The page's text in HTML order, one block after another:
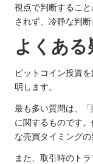
視点で判断するこ
されず、冷静な判断
よくあ
ビットコイン投資
明します。
最も多い質問は、
に関するものです
な売買タイミングの
また、取引時のト